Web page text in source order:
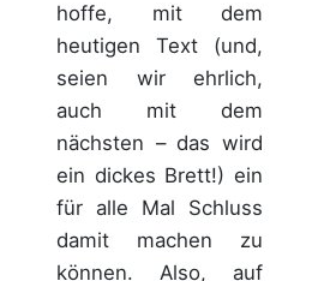
hoffe, mit dem
heutigen Text (und,
seien wir ehrlich,
auch mit dem
nächsten – das wird
ein dickes Brett!) ein
für alle Mal Schluss
damit machen zu
können. Also, auf